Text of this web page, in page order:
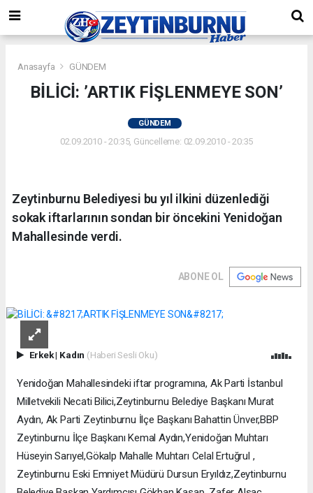
Anasayfa GÜNDEM
BİLİCİ: ’ARTIK FİŞLENMEYE SON’
GÜNDEM
02.09.2010 - 20:35, Güncelleme: 02.09.2010 - 20:35
Zeytinburnu Belediyesi bu yıl ilkini düzenlediği
sokak iftarlarının sondan bir öncekini Yenidoğan
Mahallesinde verdi.
ABONE OL
Erkek| Kadın (Haberi Sesli Oku)
Yenidoğan Mahallesindeki iftar programına, Ak Parti İstanbul
Milletvekili Necati Bilici,Zeytinburnu Belediye Başkanı Murat
Aydın, Ak Parti Zeytinburnu İlçe Başkanı Bahattin Ünver,BBP
Zeytinburnu İlçe Başkanı Kemal Aydın,Yenidoğan Muhtarı
Hüseyin Sarıyel,Gökalp Mahalle Muhtarı Celal Ertuğrul ,
Zeytinburnu Eski Emniyet Müdürü Dursun Eryıldız,Zeytinburnu